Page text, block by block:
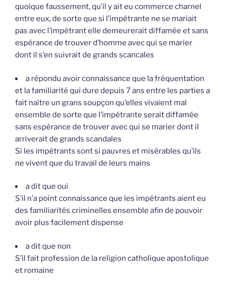
quoique faussement, qu’il y ait eu commerce charnel
entre eux, de sorte que si l’impétrante ne se mariait
pas avec l’impétrant elle demeurerait diffamée et sans
espérance de trouver d’homme avec qui se marier
dont il s’en suivrait de grands scancales
a répondu avoir connaissance que la fréquentation
et la familiarité qui dure depuis 7 ans entre les parties a
fait naître un grans soupçon qu’elles vivaient mal
ensemble de sorte que l’impétrante serait diffamée
sans espérance de trouver avec qui se marier dont il
arriverait de grands scandales
Si les impétrants sont si pauvres et misérables qu’ils
ne vivent que du travail de leurs mains
a dit que oui
S’il n’a point connaissance que les impétrants aient eu
des familiarités criminelles ensemble afin de pouvoir
avoir plus facilement dispense
a dit que non
S’il fait profession de la religion catholique apostolique
et romaine